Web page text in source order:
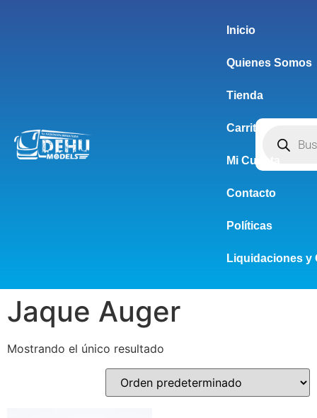
Inicio
Quienes Somos
Tienda
Carrito
Mi Cuenta
Contacto
Políticas
Liquidaciones y
Jaque Auger
Mostrando el único resultado